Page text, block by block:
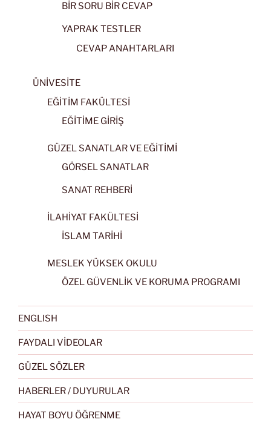
BİR SORU BİR CEVAP
YAPRAK TESTLER
CEVAP ANAHTARLARI
ÜNİVESİTE
EĞİTİM FAKÜLTESİ
EĞİTİME GİRİŞ
GÜZEL SANATLAR VE EĞİTİMİ
GÖRSEL SANATLAR
SANAT REHBERİ
İLAHİYAT FAKÜLTESİ
İSLAM TARİHİ
MESLEK YÜKSEK OKULU
ÖZEL GÜVENLİK VE KORUMA PROGRAMI
ENGLISH
FAYDALI VİDEOLAR
GÜZEL SÖZLER
HABERLER / DUYURULAR
HAYAT BOYU ÖĞRENME